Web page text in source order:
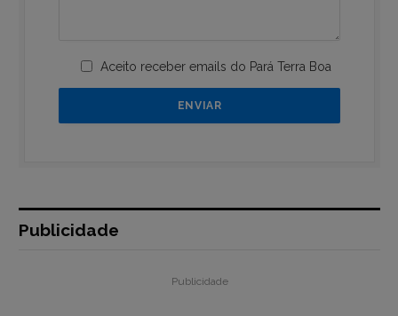
Aceito receber emails do Pará Terra Boa
Publicidade
Publicidade